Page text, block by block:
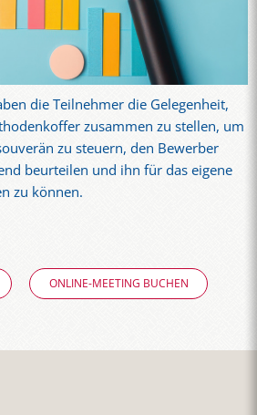
die Teilnehmer die Gelegenheit,
zusammen zu stellen, um
zu steuern, den Bewerber
beurteilen und ihn für das eigene
zu können.
ONLINE-MEETING BUCHEN